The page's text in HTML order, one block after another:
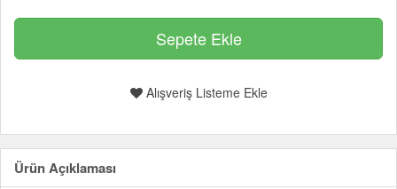
Alışveriş Listeme Ekle
Ürün Açıklaması